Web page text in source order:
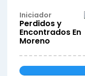
Iniciador
Perdidos y
Encontrados En
Moreno